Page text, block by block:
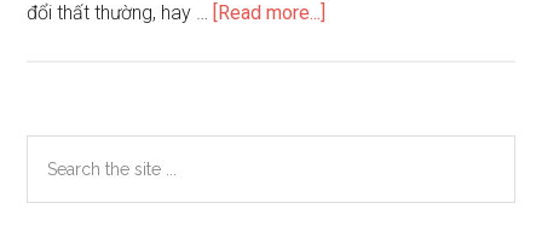
đổi thất thường, hay … [Read more...]
thế
thì
Primary
Sidebar
the